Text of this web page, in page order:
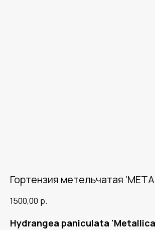
Гортензия метельчатая
1500,00 р.
Hydrangea paniculata